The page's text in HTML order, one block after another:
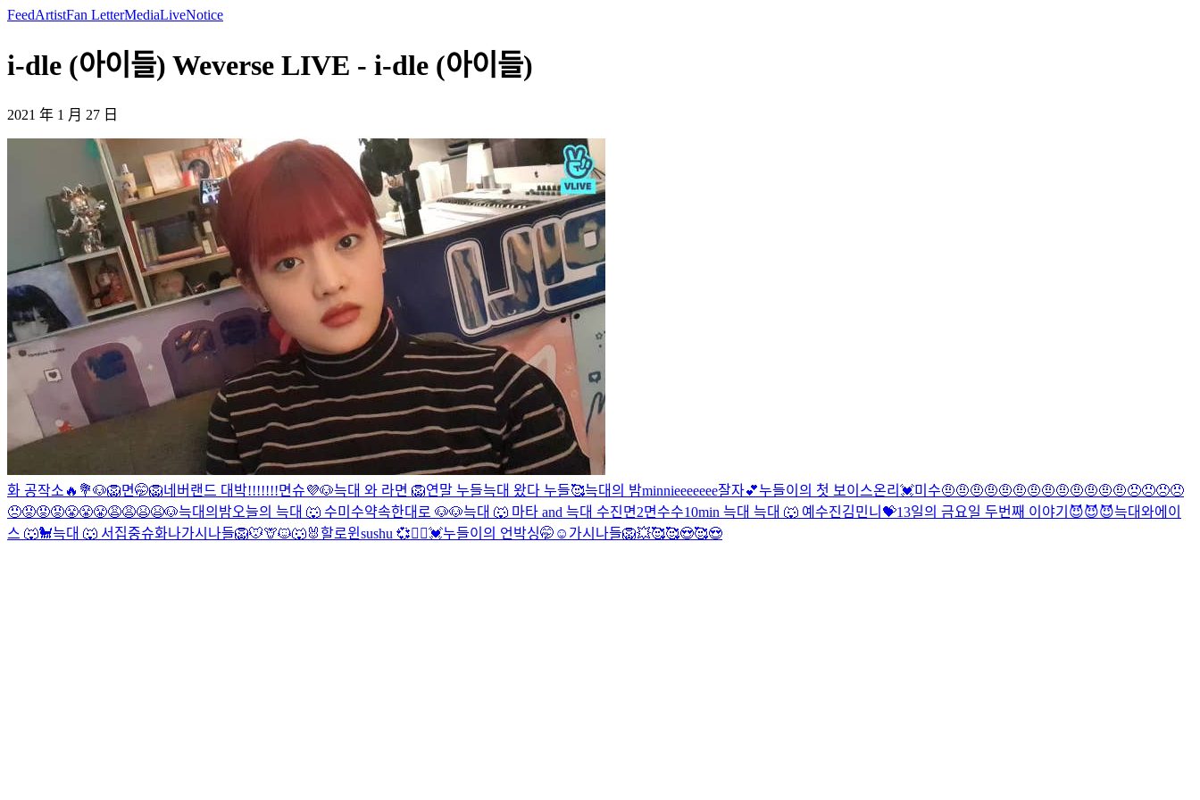
FeedArtistFan LetterMediaLiveNotice
i-dle (아이들) Weverse LIVE - i-dle (아이들)
2021 年 1 月 27 日
화 공작소🔥💐🐶🦁면🤭🦁네버랜드 대박!!!!!!!면슈💜🐶늑대 와 라면 🦁연말 누들늑대 왔다 누들🥰늑대의 밤minnieeeeeee잘자💕누들이의 첫 보이스온리💓미수🤨🤨🤨🤨🤨🤨🤨🤨🤨🤨🤨🤨🤨😠😠😠😠
😠😡😡😡😤😤😤😩😩😫😫🐶늑대의밤오늘의 늑대 🐺 수미수약속한대로 🐶🐶늑대 🐺 마타 and 늑대 수진면2면수수10min 늑대 늑대 🐺 예 수진김민니💝13일의 금요일 두번째 이야기😈😈😈늑대와에이
스 🐺🐩늑대 🐺 서집중슈화나가시나들🦁🐭🦒🐱🐺🐰할로윈sushu 💞👯‍♀️💓누들이의 언박싱🤭☺ 가시나들🦁💥🥰🥰😍🥰😍